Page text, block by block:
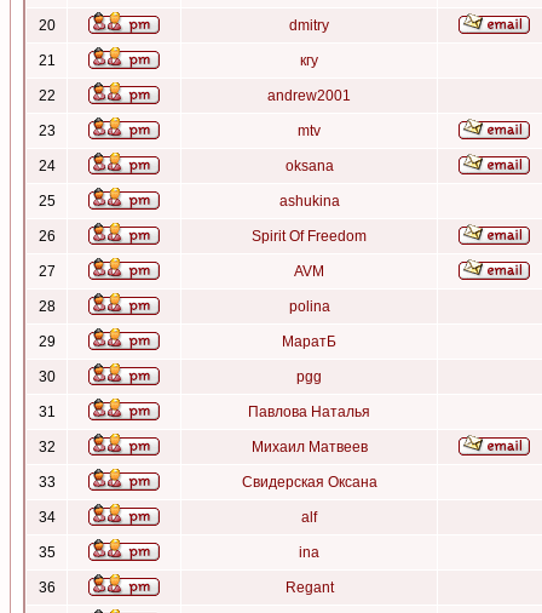
20 dmitry
21 кгу
22 andrew2001
23 mtv
24 oksana
25 ashukina
26 Spirit Of Freedom
27 AVM
28 polina
29 МаратБ
30 pgg
31 Павлова Наталья
32 Михаил Матвеев
33 Свидерская Оксана
34 alf
35 ina
36 Regant